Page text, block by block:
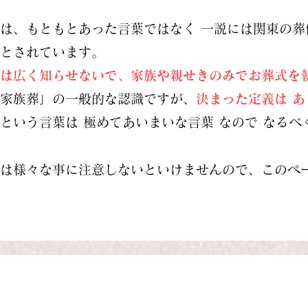
、もともとあった言葉ではなく 一説には関東の
されています。
広く知らせないで、家族や親せきのみでお葬式を
族葬」の一般的な認識ですが、 決まった定義は
いう言葉は 極めてあいまいな言葉 なので なるべ
様々な事に注意しないといけませんので、このペ